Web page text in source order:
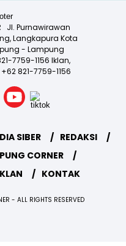
Jl. Purnawirawan
Langkapura Kota
- Lampung
7759-1156 Iklan,
821-7759-1156
SIBER
REDAKSI
CORNER
KONTAK
- ALL RIGHTS RESERVED